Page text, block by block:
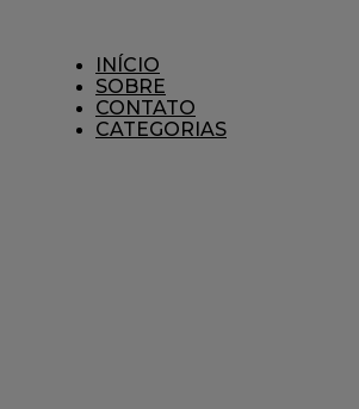
INÍCIO
SOBRE
CONTATO
CATEGORIAS